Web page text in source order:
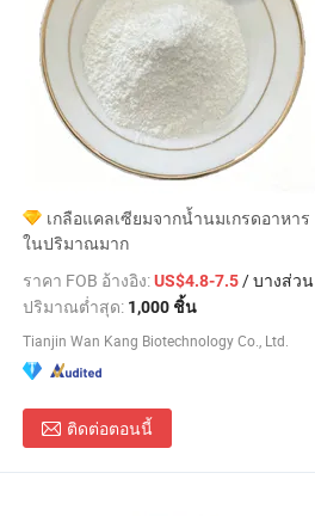
เกลือแคลเซียมจากน้ำนมเกรดอาหาร
ในปริมาณมาก
ราคา FOB อ้างอิง:US$4.8-7.5/ บางส่วน
ปริมาณต่ำสุด: 1,000 ชิ้น
Tianjin Wan Kang Biotechnology Co., Ltd.
ติดต่อตอนนี้